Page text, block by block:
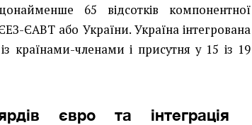
65 відсотків компонентної
ЄАВТ або України. Україна інтегрована
країнами-членами і присутня у 15 із 19
євро та інтеграція